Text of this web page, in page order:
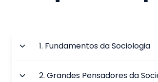
1. Fundamentos da Sociologia
2.Grandes Pensadores da